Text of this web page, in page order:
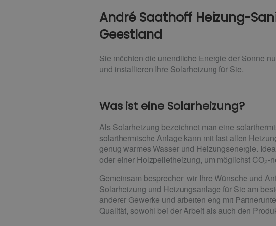
André Saathoff Heizung-
Geestland
Sie möchten die unendliche Energie der Sonne
und installieren Ihre Solarheizung für Sie.
Was ist eine Solarheizung?
Als Solarheizung bezeichnet man eine
solarthermische Anlage kann mit fast allen
genug warmes Wasser und Heizungsenergie.
oder einer Holzpelletheizung, um möglichst CO2-
Gemeinsam besprechen wir Ihre Wünsche und
Solarheizung und Heizungsanlage für Sie am
anderer Gewerke und arbeiten eng mit
Qualität, sowohl bei der Arbeit als auch den